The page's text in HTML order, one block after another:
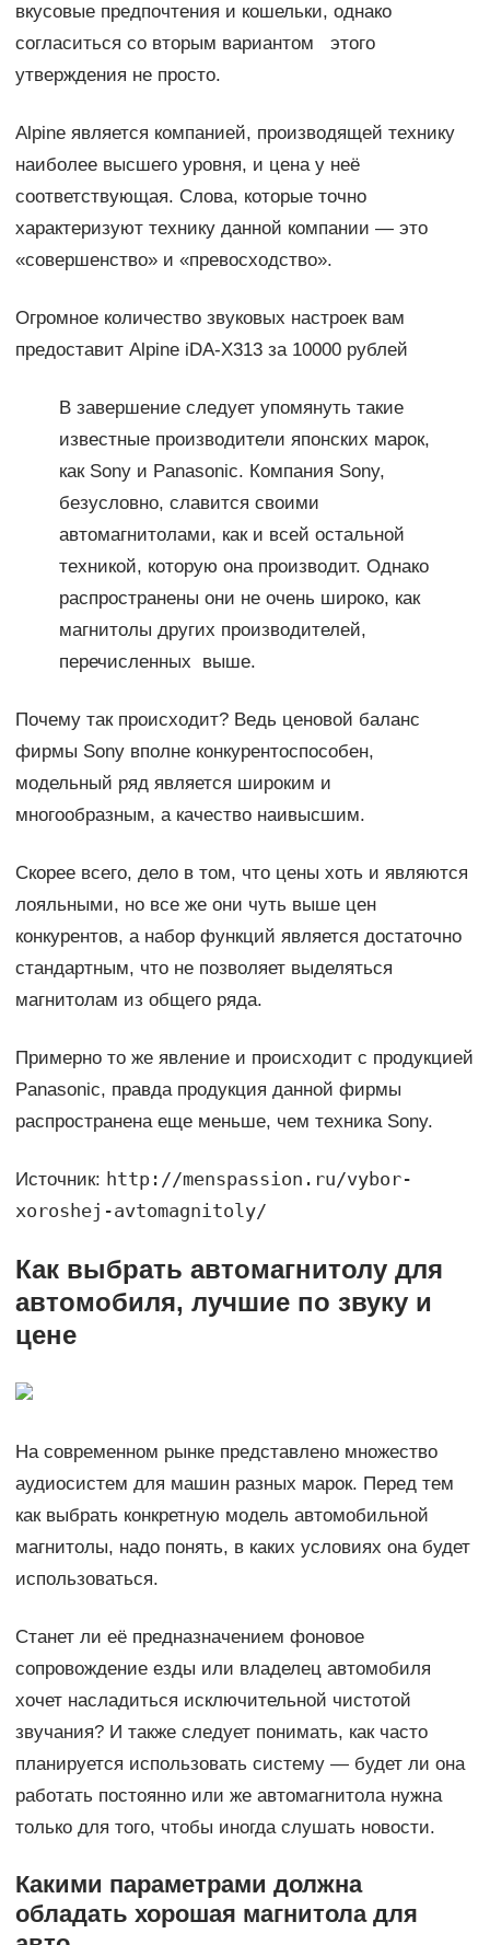
вкусовые предпочтения и кошельки, однако
согласиться со вторым вариантом этого
утверждения не просто.
Alpine является компанией, производящей технику
наиболее высшего уровня, и цена у неё
соответствующая. Слова, которые точно
характеризуют технику данной компании — это
«совершенство» и «превосходство».
Огромное количество звуковых настроек вам
предоставит Alpine iDA-X313 за 10000 рублей
В завершение следует упомянуть такие
известные производители японских марок,
как Sony и Panasonic. Компания Sony,
безусловно, славится своими
автомагнитолами, как и всей остальной
техникой, которую она производит. Однако
распространены они не очень широко, как
магнитолы других производителей,
перечисленных выше.
Почему так происходит? Ведь ценовой баланс
фирмы Sony вполне конкурентоспособен,
модельный ряд является широким и
многообразным, а качество наивысшим.
Скорее всего, дело в том, что цены хоть и являются
лояльными, но все же они чуть выше цен
конкурентов, а набор функций является достаточно
стандартным, что не позволяет выделяться
магнитолам из общего ряда.
Примерно то же явление и происходит с продукцией
Panasonic, правда продукция данной фирмы
распространена еще меньше, чем техника Sony.
Источник: http://menspassion.ru/vybor-
xoroshej-avtomagnitoly/
Как выбрать автомагнитолу для
автомобиля, лучшие по звуку и
цене
На современном рынке представлено множество
аудиосистем для машин разных марок. Перед тем
как выбрать конкретную модель автомобильной
магнитолы, надо понять, в каких условиях она будет
использоваться.
Станет ли её предназначением фоновое
сопровождение езды или владелец автомобиля
хочет насладиться исключительной чистотой
звучания? И также следует понимать, как часто
планируется использовать систему — будет ли она
работать постоянно или же автомагнитола нужна
только для того, чтобы иногда слушать новости.
Какими параметрами должна
обладать хорошая магнитола для